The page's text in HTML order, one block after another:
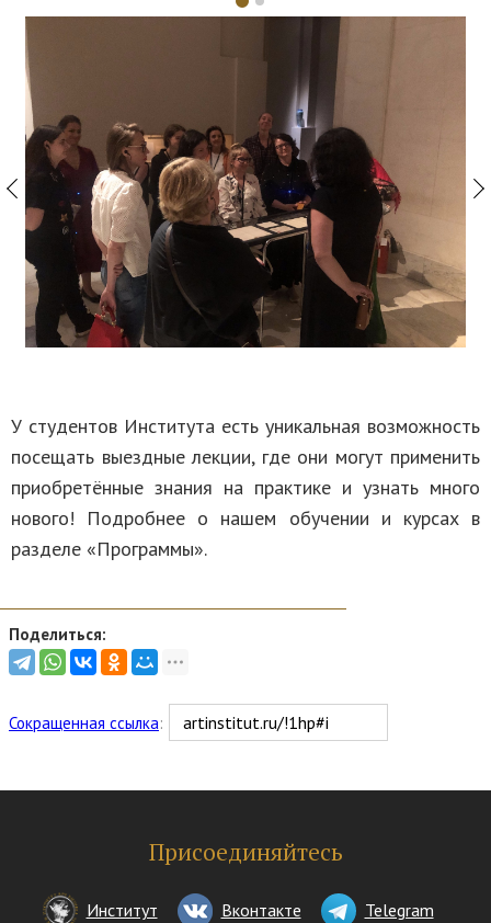
У студентов Института есть уникальная возможность
посещать выездные лекции, где они могут применить
приобретённые знания на практике и узнать много
нового! Подробнее о нашем обучении и курсах в
разделе «Программы».
Поделиться:
Сокращенная ссылка:
Присоединяйтесь
Институт Вконтакте Telegram